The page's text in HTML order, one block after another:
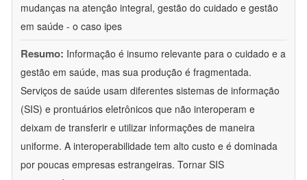
mudanças na atenção integral, gestão do cuidado e gestão
em saúde - o caso ipes
Resumo: Informação é insumo relevante para o cuidado e a
gestão em saúde, mas sua produção é fragmentada.
Serviços de saúde usam diferentes sistemas de informação
(SIS) e prontuários eletrônicos que não interoperam e
deixam de transferir e utilizar informações de maneira
uniforme. A interoperabilidade tem alto custo e é dominada
por poucas empresas estrangeiras. Tornar SIS